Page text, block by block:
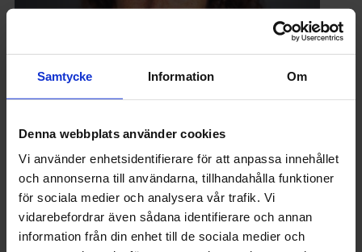
Samtycke Information Om
Denna webbplats använder cookies
Vi använder enhetsidentifierare för att anpassa innehållet
och annonserna till användarna, tillhandahålla funktioner
för sociala medier och analysera vår trafik. Vi
vidarebefordrar även sådana identifierare och annan
information från din enhet till de sociala medier och
Mest lästa
sin lön